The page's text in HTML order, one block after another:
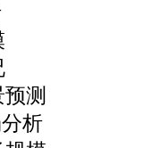
测
析